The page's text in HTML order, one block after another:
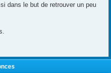
dans le but de retrouver un peu